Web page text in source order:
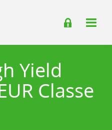
Yield
Classe